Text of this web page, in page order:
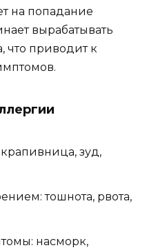
на попадание
вырабатывать
что приводит к
зуд,
тошнота, рвота,
насморк,